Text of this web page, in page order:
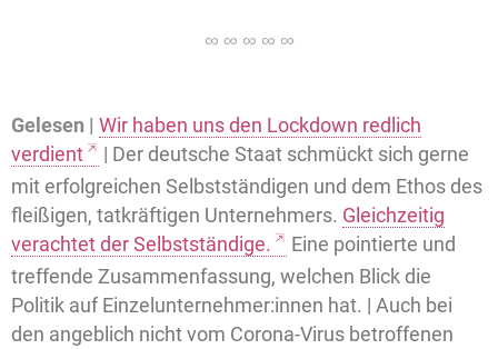
Gelesen | Wir haben uns den Lockdown redlich
verdient
| Der deutsche Staat schmückt sich gerne
mit erfolgreichen Selbstständigen und dem Ethos des
fleißigen, tatkräftigen Unternehmers. Gleichzeitig
verachtet der Selbstständige.
Eine pointierte und
treffende Zusammenfassung, welchen Blick die
Politik auf Einzelunternehmer:innen hat. | Auch bei
den angeblich nicht vom Corona-Virus betroffenen